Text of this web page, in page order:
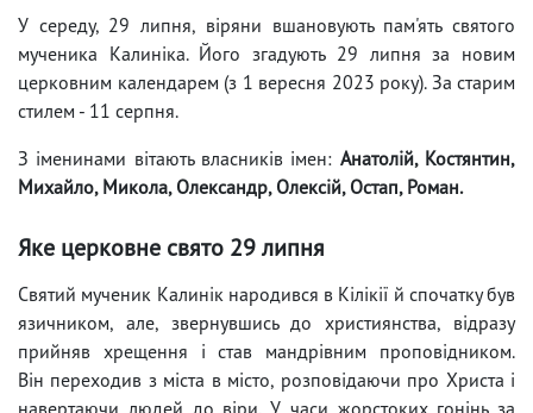
У середу, 29 липня, віряни вшановують пам'ять святого
мученика Калиніка. Його згадують 29 липня за новим
церковним календарем (з 1 вересня 2023 року). За старим
стилем - 11 серпня.
З іменинами вітають власників імен: Анатолій, Костянтин,
Михайло, Микола, Олександр, Олексій, Остап, Роман.
Яке церковне свято 29 липня
Святий мученик Калинік народився в Кілікії й спочатку був
язичником, але, звернувшись до християнства, відразу
прийняв хрещення і став мандрівним проповідником.
Він переходив з міста в місто, розповідаючи про Христа і
навертаючи людей до віри. У часи жорстоких гонінь за